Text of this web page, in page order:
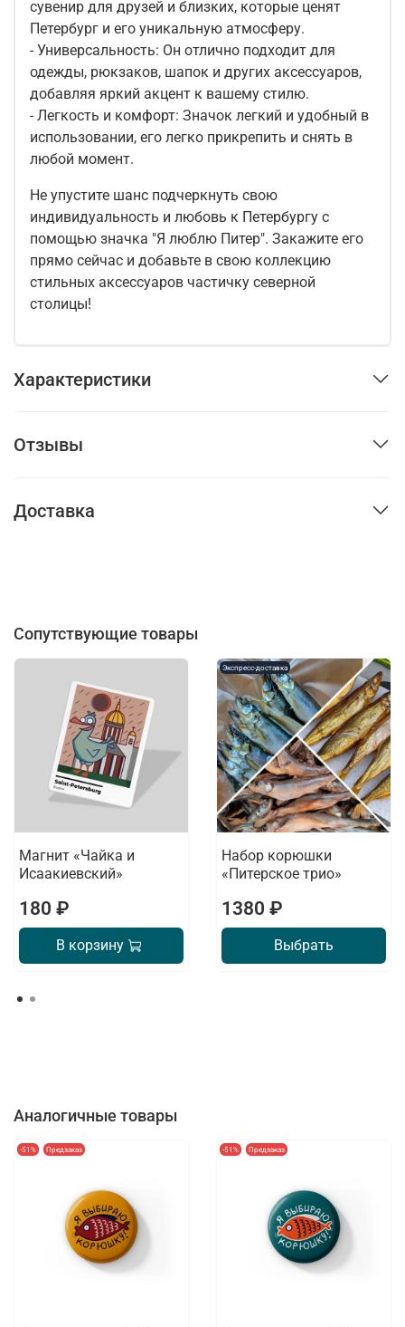
сувенир для друзей и близких, которые ценят
Петербург и его уникальную атмосферу.
- Универсальность: Он отлично подходит для
одежды, рюкзаков, шапок и других аксессуаров,
добавляя яркий акцент к вашему стилю.
- Легкость и комфорт: Значок легкий и удобный в
использовании, его легко прикрепить и снять в
любой момент.
Не упустите шанс подчеркнуть свою
индивидуальность и любовь к Петербургу с
помощью значка "Я люблю Питер". Закажите его
прямо сейчас и добавьте в свою коллекцию
стильных аксессуаров частичку северной
столицы!
Характеристики
Отзывы
Доставка
Сопутствующие товары
Магнит «Чайка и
Исаакиевский»
180 ₽
В корзину
Экспресс-доставка
Набор корюшки
«Питерское трио»
1380 ₽
Выбрать
Аналогичные товары
-51% Предзаказ -51% Предзаказ